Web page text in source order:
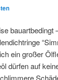
bauartbedingt
ein großer
dürfen auf